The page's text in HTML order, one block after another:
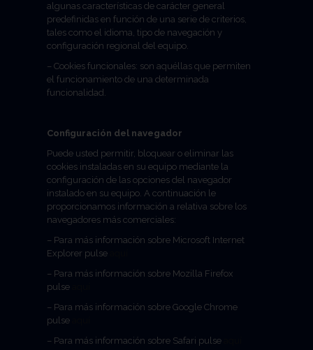
algunas características de carácter general
predefinidas en función de una serie de criterios,
tales como el idioma, tipo de navegación y
configuración regional del equipo.
– Cookies funcionales: son aquéllas que permiten
el funcionamiento de una determinada
funcionalidad.
Configuración del navegador
Puede usted permitir, bloquear o eliminar las
cookies instaladas en su equipo mediante la
configuración de las opciones del navegador
instalado en su equipo. A continuación le
proporcionamos información a relativa sobre los
navegadores más comerciales:
– Para más información sobre Microsoft Internet
Explorer pulse
– Para más información sobre Mozilla Firefox
pulse
– Para más información sobre Google Chrome
pulse
– Para más información sobre Safari pulse